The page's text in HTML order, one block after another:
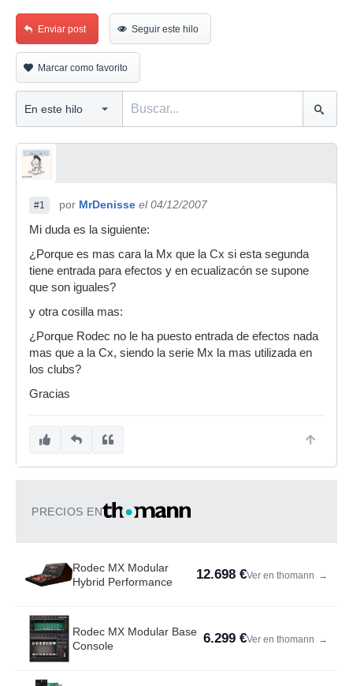
Enviar post Seguir este hilo
Marcar como favorito
#1 por MrDenisse el 04/12/2007
Mi duda es la siguiente:
¿Porque es mas cara la Mx que la Cx si esta segunda
tiene entrada para efectos y en ecualizacón se supone
que son iguales?
y otra cosilla mas:
¿Porque Rodec no le ha puesto entrada de efectos nada
mas que a la Cx, siendo la serie Mx la mas utilizada en
los clubs?
Gracias
PRECIOS EN
Rodec MX Modular
Hybrid Performance
12.698 €Ver en thomann →
Rodec MX Modular Base
Console
6.299 €Ver en thomann →